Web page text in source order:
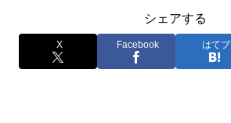
シェアする
X Facebook はてブ